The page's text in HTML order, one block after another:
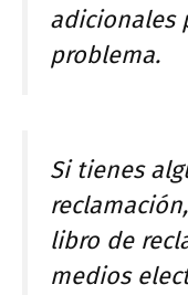
adicionales
problema.
Si tienes
libro de
medios